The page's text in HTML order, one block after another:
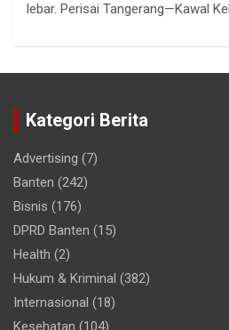
lebar. Perisai Tangerang—Kawal
Kategori Berita
Advertising (7)
Banten (242)
Bisnis (176)
DPRD Banten (15)
Health (2)
Hukum & Kriminal (382)
Internasional (18)
Kesehatan (104)